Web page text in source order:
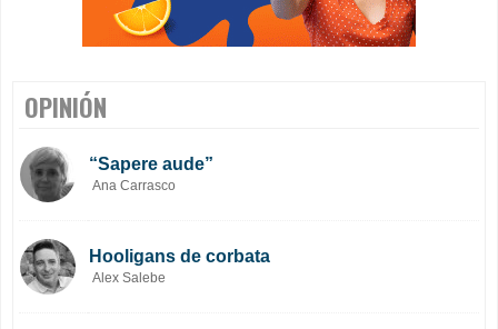
OPINIÓN
“Sapere aude”
Ana Carrasco
Hooligans de corbata
Alex Salebe